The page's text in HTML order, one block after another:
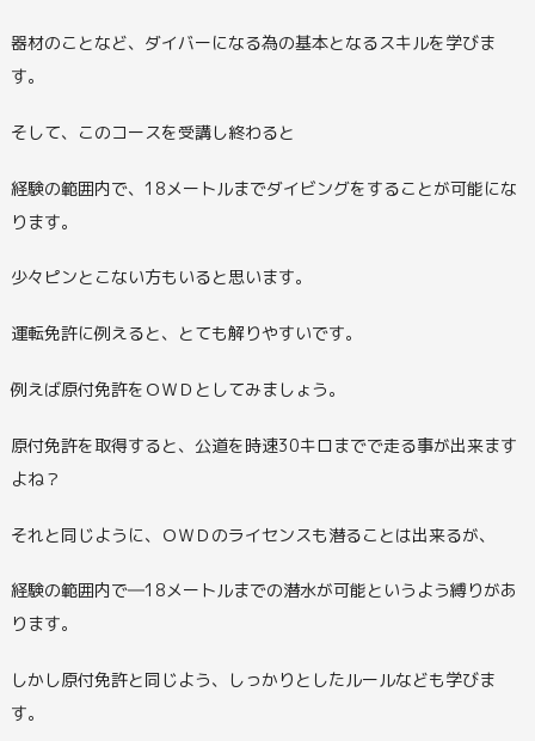
器材のことなど、ダイバーになる為の基本となるスキルを学びま
す。
そして、このコースを受講し終わると
経験の範囲内で、18メートルまでダイビングをすることが可能にな
ります。
少々ピンとこない方もいると思います。
運転免許に例えると、とても解りやすいです。
例えば原付免許をＯＷＤとしてみましょう。
原付免許を取得すると、公道を時速30キロまでで走る事が出来ます
よね？
それと同じように、ＯＷＤのライセンスも潜ることは出来るが、
経験の範囲内で―18メートルまでの潜水が可能というよう縛りがあ
ります。
しかし原付免許と同じよう、しっかりとしたルールなども学びま
す。